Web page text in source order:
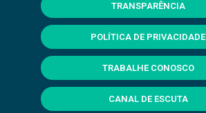
TRANSPARÊNCIA
POLÍTICA DE PRIVACIDADE
TRABALHE CONOSCO
CANAL DE ESCUTA